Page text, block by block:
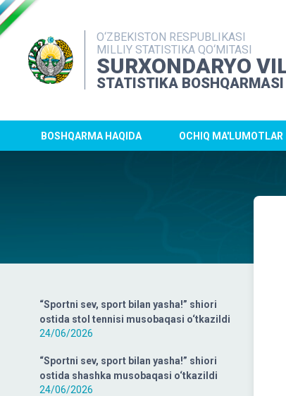
O‘ZBEKISTON RESPUBLIKASI
MILLIY STATISTIKA QO‘MITASI
SURXONDARYO
STATISTIKA BOSHQARMASI
BOSHQARMA HAQIDA OCHIQ MA'LUMOTLAR
“Sportni sev, sport bilan yasha!” shiori
ostida stol tennisi musobaqasi o‘tkazildi
24/06/2026
“Sportni sev, sport bilan yasha!” shiori
ostida shashka musobaqasi o‘tkazildi
24/06/2026